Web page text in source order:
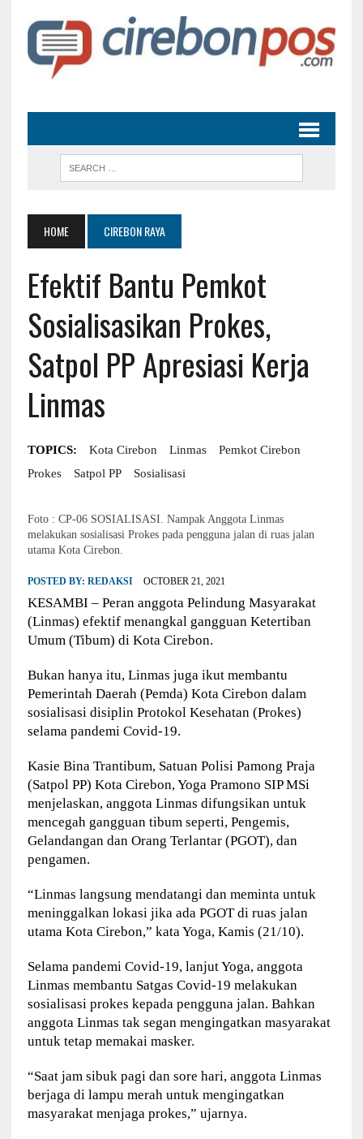
HOME CIREBON RAYA
Efektif Bantu Pemkot
Sosialisasikan Prokes,
Satpol PP Apresiasi Kerja
Linmas
TOPICS: Kota Cirebon Linmas
Pemkot Cirebon
Prokes
Satpol PP Sosialisasi
Foto : CP-06 SOSIALISASI. Nampak Anggota Linmas
melakukan sosialisasi Prokes pada pengguna jalan di ruas jalan
utama Kota Cirebon.
POSTED BY: REDAKSI OCTOBER 21, 2021
KESAMBI – Peran anggota Pelindung Masyarakat
(Linmas) efektif menangkal gangguan Ketertiban
Umum (Tibum) di Kota Cirebon.
Bukan hanya itu, Linmas juga ikut membantu
Pemerintah Daerah (Pemda) Kota Cirebon dalam
sosialisasi disiplin Protokol Kesehatan (Prokes)
selama pandemi Covid-19.
Kasie Bina Trantibum, Satuan Polisi Pamong Praja
(Satpol PP) Kota Cirebon, Yoga Pramono SIP MSi
menjelaskan, anggota Linmas difungsikan untuk
mencegah gangguan tibum seperti, Pengemis,
Gelandangan dan Orang Terlantar (PGOT), dan
pengamen.
“Linmas langsung mendatangi dan meminta untuk
meninggalkan lokasi jika ada PGOT di ruas jalan
utama Kota Cirebon,” kata Yoga, Kamis (21/10).
Selama pandemi Covid-19, lanjut Yoga, anggota
Linmas membantu Satgas Covid-19 melakukan
sosialisasi prokes kepada pengguna jalan. Bahkan
anggota Linmas tak segan mengingatkan masyarakat
untuk tetap memakai masker.
“Saat jam sibuk pagi dan sore hari, anggota Linmas
berjaga di lampu merah untuk mengingatkan
masyarakat menjaga prokes,” ujarnya.